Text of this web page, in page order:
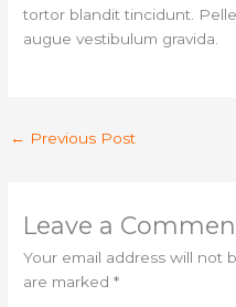
tortor blandit tincidunt.
augue vestibulum gravida.
← Previous Post
Leave a
Your email address will not
are marked*